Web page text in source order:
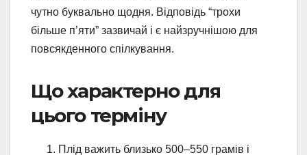
чутно буквально щодня. Відповідь “трохи
більше п’яти” зазвичай і є найзручнішою для
повсякденного спілкування.
Що характерно для
цього терміну
Плід важить близько 500–550 грамів і